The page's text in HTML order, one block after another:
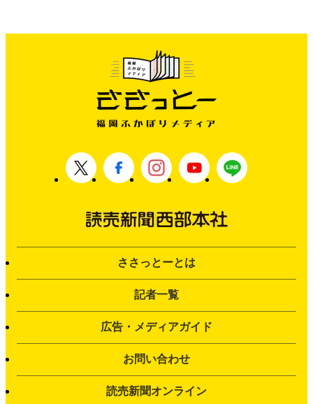
ささっとーとは
記者一覧
広告・メディアガイド
お問い合わせ
読売新聞オンライン